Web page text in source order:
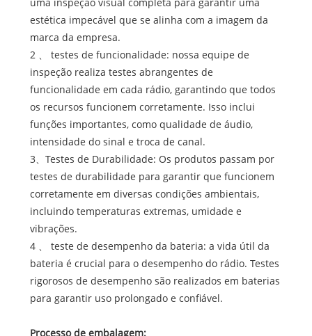
estética impecável que se alinha com a imagem da
marca da empresa.
2 、 testes de funcionalidade: nossa equipe de
inspeção realiza testes abrangentes de
funcionalidade em cada rádio, garantindo que todos
os recursos funcionem corretamente. Isso inclui
funções importantes, como qualidade de áudio,
intensidade do sinal e troca de canal.
3、Testes de Durabilidade: Os produtos passam por
testes de durabilidade para garantir que funcionem
corretamente em diversas condições ambientais,
incluindo temperaturas extremas, umidade e
vibrações.
4 、 teste de desempenho da bateria: a vida útil da
bateria é crucial para o desempenho do rádio. Testes
rigorosos de desempenho são realizados em baterias
para garantir uso prolongado e confiável.
Processo de embalagem: